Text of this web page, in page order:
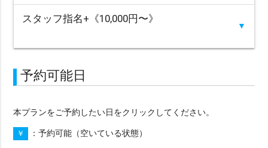
▼
スタッフ指名+《10,000円〜》
予約可能日
本プランをご予約したい日をクリックしてください。
￥ 予約可能（空いている状態）